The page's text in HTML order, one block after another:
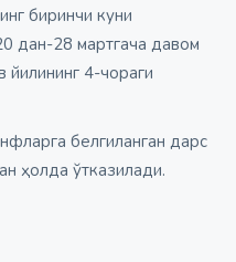
биринчи куни
дан-28 мартгача давом
йилининг 4-чораги
белгиланган дарс
ҳолда ўтказилади.